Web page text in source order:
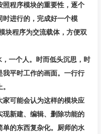
程序模块的重要性，逐个
进行的，完成好一个模
块程序为交流载体，方便双
一个人。时而低头沉思，时
平时工作的画面。一行行
可能会认为这样的模块应
新建、编辑、删除功能的
的东西复杂化。厨师的水